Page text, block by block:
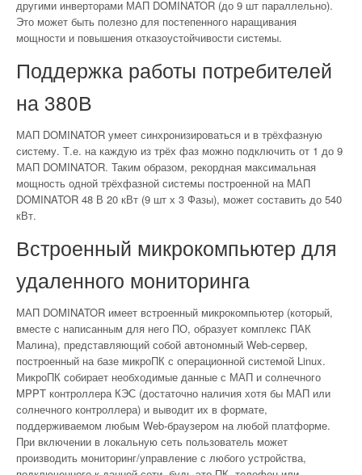
другими инверторами МАП DOMINATOR (до 9 шт параллельно).
Это может быть полезно для постепенного наращивания
мощности и повышения отказоустойчивости системы.
Поддержка работы потребителей
на 380В
МАП DOMINATOR умеет синхронизироваться и в трёхфазную
систему. Т.е. на каждую из трёх фаз можно подключить от 1 до 9
МАП DOMINATOR. Таким образом, рекордная максимальная
мощность одной трёхфазной системы построенной на МАП
DOMINATOR 48 В 20 кВт (9 шт х 3 Фазы), может составить до 540
кВт.
Встроенный микрокомпьютер для
удаленного мониторинга
МАП DOMINATOR имеет встроенный микрокомпьютер (который,
вместе с написанным для него ПО, образует комплекс ПАК
Малина), представляющий собой автономный Web-сервер,
построенный на базе микроПК с операционной системой Linux.
МикроПК собирает необходимые данные с МАП и солнечного
MPPT контроллера КЭС (достаточно наличия хотя бы МАП или
солнечного контроллера) и выводит их в формате,
поддерживаемом любым Web-браузером на любой платформе.
При включении в локальную сеть пользователь может
производить мониторинг/управление с любого устройства,